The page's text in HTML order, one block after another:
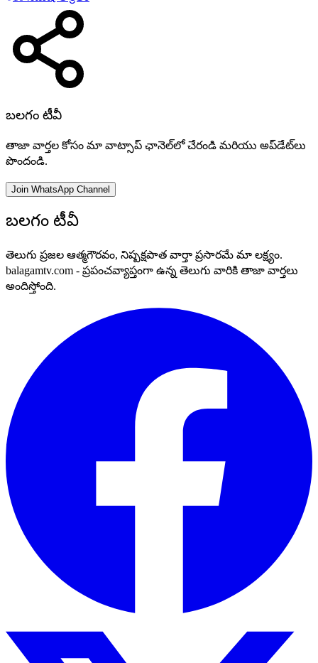
బలగం టీవీ
తాజా వార్తల కోసం మా వాట్సాప్ ఛానెల్‌లో చేరండి మరియు అప్‌డేట్‌లు
పొందండి.
Join WhatsApp Channel
బలగం టీవీ
తెలుగు ప్రజల ఆత్మగౌరవం, నిష్పక్షపాత వార్తా ప్రసారమే మా లక్ష్యం.
balagamtv.com - ప్రపంచవ్యాప్తంగా ఉన్న తెలుగు వారికి తాజా వార్తలు
అందిస్తోంది.